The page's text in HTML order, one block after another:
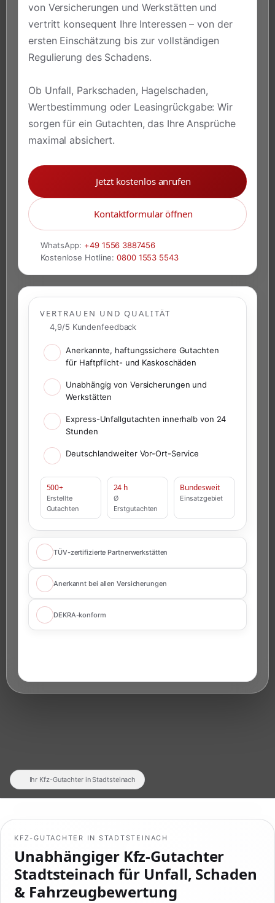
von Versicherungen und Werkstätten und
vertritt konsequent Ihre Interessen – von der
ersten Einschätzung bis zur vollständigen
Regulierung des Schadens.
Ob Unfall, Parkschaden, Hagelschaden,
Wertbestimmung oder Leasingrückgabe: Wir
sorgen für ein Gutachten, das Ihre Ansprüche
maximal absichert.
Jetzt kostenlos anrufen
Kontaktformular öffnen
WhatsApp: +49 1556 3887456
Kostenlose Hotline:0800 1553 5543
VERTRAUEN UND QUALITÄT
4,9/5 Kundenfeedback
Anerkannte, haftungssichere Gutachten
für Haftpflicht- und Kaskoschäden
Unabhängig von Versicherungen und
Werkstätten
Express-Unfallgutachten innerhalb von 24
Stunden
Deutschlandweiter Vor-Ort-Service
500+
Erstellte
Gutachten
24 h
Ø
Erstgutachten
Bundesweit
Einsatzgebiet
TÜV-zertifizierte Partnerwerkstätten
Anerkannt bei allen Versicherungen
DEKRA-konform
KFZ-GUTACHTER IN STADTSTEINACH
Unabhängiger Kfz-Gutachter
Stadtsteinach für Unfall, Schaden
& Fahrzeugbewertung
Ihr Kfz-Gutachter in Stadtsteinach